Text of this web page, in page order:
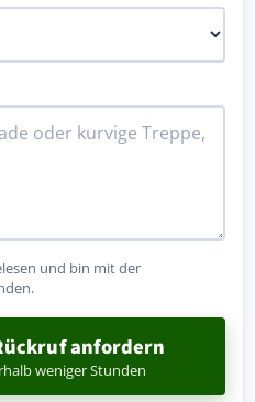
und bin mit der
anfordern
weniger Stunden